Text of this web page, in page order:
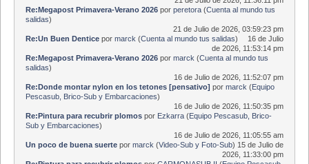
Re:Megapost Primavera-Verano 2026por peretora(Cuenta al mundo tus
salidas)
21 de Julio de 2026, 03:59:23 pm
Re:Un Buen Denticepor marck (Cuenta al mundo tus salidas)
16 de Julio
de 2026, 11:53:14 pm
Re:Megapost Primavera-Verano 2026por marck (Cuenta al mundo tus
salidas)
16 de Julio de 2026, 11:52:07 pm
Re:Donde montar nylon en los tetones [pensativo] por marck (Equipo
Pescasub, Brico-Sub y Embarcaciones)
16 de Julio de 2026, 11:50:35 pm
Re:Pintura para recubrir plomospor Ezkarra(Equipo Pescasub, Brico-
Sub y Embarcaciones)
16 de Julio de 2026, 11:05:55 am
Un poco de buena suertepor marck (Video-Sub y Foto-Sub) 15 de Julio de
2026, 11:33:00 pm